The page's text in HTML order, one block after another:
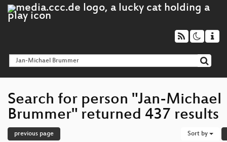
Search for person "Jan-Michael
Brummer" returned 437 results
previous page Sort by